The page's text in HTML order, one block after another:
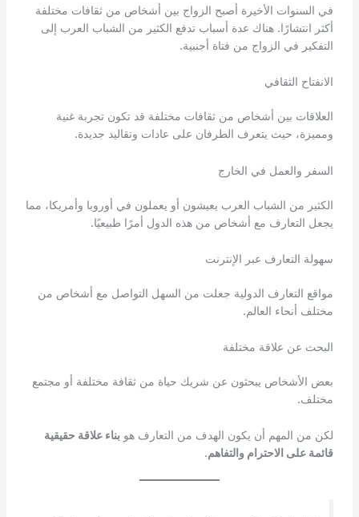
في السنوات الأخيرة أصبح الزواج بين أشخاص من ثقافات مختلفة
أكثر انتشارًا. هناك عدة أسباب تدفع الكثير من الشباب العرب إلى
التفكير في الزواج من فتاة أجنبية.
الانفتاح الثقافي
العلاقات بين أشخاص من ثقافات مختلفة قد تكون تجربة غنية
ومميزة، حيث يتعرف الطرفان على عادات وتقاليد جديدة.
السفر والعمل في الخارج
الكثير من الشباب العرب يعيشون أو يعملون في أوروبا وأمريكا، مما
يجعل التعارف مع أشخاص من هذه الدول أمرًا طبيعيًا.
سهولة التعارف عبر الإنترنت
مواقع التعارف الدولية جعلت من السهل التواصل مع أشخاص من
مختلف أنحاء العالم.
البحث عن علاقة مختلفة
بعض الأشخاص يبحثون عن شريك حياة من ثقافة مختلفة أو مجتمع
مختلف.
لكن من المهم أن يكون الهدف من التعارف هو بناء علاقة حقيقية
قائمة على الاحترام والتفاهم.